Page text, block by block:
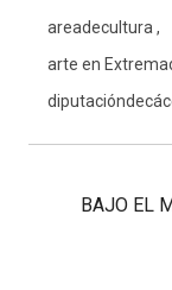
areadecultura
arte en
Previous
BAJO EL